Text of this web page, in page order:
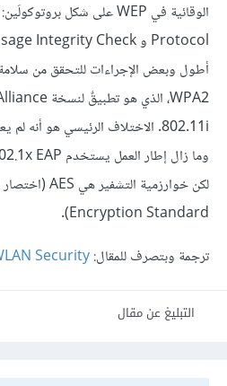
أطول وبعض الإجراءات للتحقق من
Encryption Standard).
ترجمة وبتصرف للمقال:Security
التبليغ عن مقال